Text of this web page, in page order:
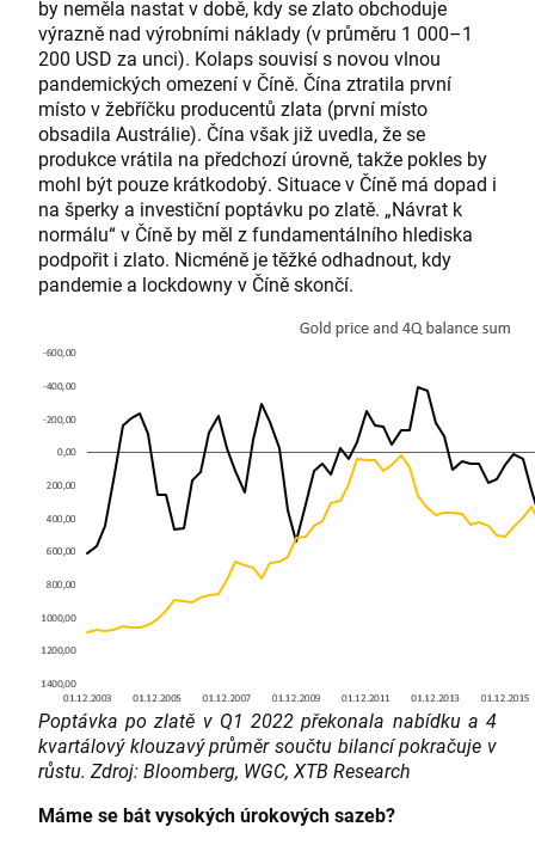
by neměla nastat v době, kdy se zlato obchoduje
výrazně nad výrobními náklady (v průměru 1 000–1
200 USD za unci). Kolaps souvisí s novou vlnou
pandemických omezení v Číně. Čína ztratila první
místo v žebříčku producentů zlata (první místo
obsadila Austrálie). Čína však již uvedla, že se
produkce vrátila na předchozí úrovně, takže pokles by
mohl být pouze krátkodobý. Situace v Číně má dopad i
na šperky a investiční poptávku po zlatě. „Návrat k
normálu“ v Číně by měl z fundamentálního hlediska
podpořit i zlato. Nicméně je těžké odhadnout, kdy
pandemie a lockdowny v Číně skončí.
Poptávka po zlatě v Q1 2022 překonala nabídku a 4
kvartálový klouzavý průměr součtu bilancí pokračuje v
růstu. Zdroj: Bloomberg, WGC, XTB Research
Máme se bát vysokých úrokových sazeb?